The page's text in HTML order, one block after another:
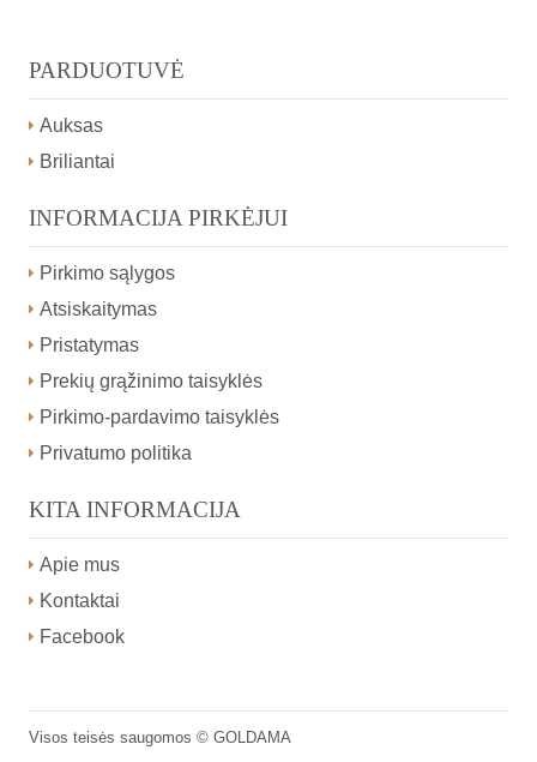
PARDUOTUVĖ
Auksas
Briliantai
INFORMACIJA PIRKĖJUI
Pirkimo sąlygos
Atsiskaitymas
Pristatymas
Prekių grąžinimo taisyklės
Pirkimo-pardavimo taisyklės
Privatumo politika
KITA INFORMACIJA
Apie mus
Kontaktai
Facebook
Visos teisės saugomos © GOLDAMA